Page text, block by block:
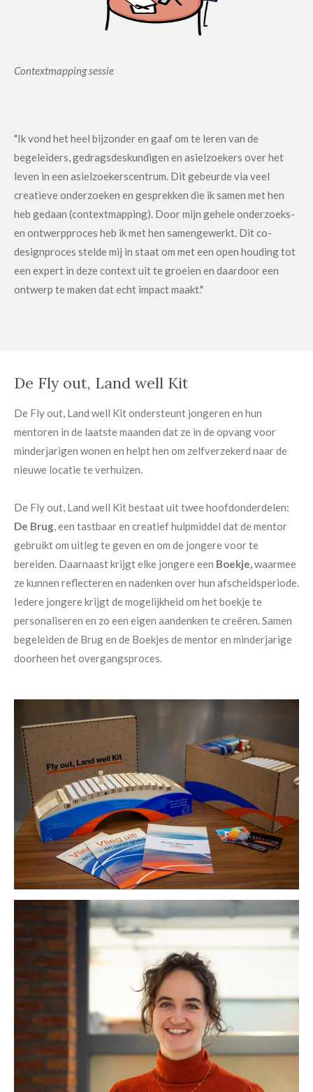
Contextmapping sessie
"Ik vond het heel bijzonder en gaaf om te leren van de
begeleiders, gedragsdeskundigen en asielzoekers over het
leven in een asielzoekerscentrum. Dit gebeurde via veel
creatieve onderzoeken en gesprekken die ik samen met hen
heb gedaan (contextmapping). Door mijn gehele onderzoeks-
en ontwerpproces heb ik met hen samengewerkt. Dit co-
designproces stelde mij in staat om met een open houding tot
een expert in deze context uit te groeien en daardoor een
ontwerp te maken dat echt impact maakt."
De Fly out, Land well Kit
De Fly out, Land well Kit ondersteunt jongeren en hun
mentoren in de laatste maanden dat ze in de opvang voor
minderjarigen wonen en helpt hen om zelfverzekerd naar de
nieuwe locatie te verhuizen.
De Fly out, Land well Kit bestaat uit twee hoofdonderdelen:
De Brug, een tastbaar en creatief hulpmiddel dat de mentor
gebruikt om uitleg te geven en om de jongere voor te
bereiden. Daarnaast krijgt elke jongere een Boekje,waarmee
ze kunnen reflecteren en nadenken over hun afscheidsperiode.
Iedere jongere krijgt de mogelijkheid om het boekje te
personaliseren en zo een eigen aandenken te creëren. Samen
begeleiden de Brug en de Boekjes de mentor en minderjarige
doorheen het overgangsproces.